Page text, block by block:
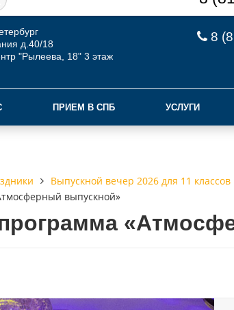
д.40/18
"Рылеева, 18" 3 этаж
8
ПРИЕМ В СПБ УСЛУГИ
Выпускной вечер 2026 для 11 классов
выпускной»